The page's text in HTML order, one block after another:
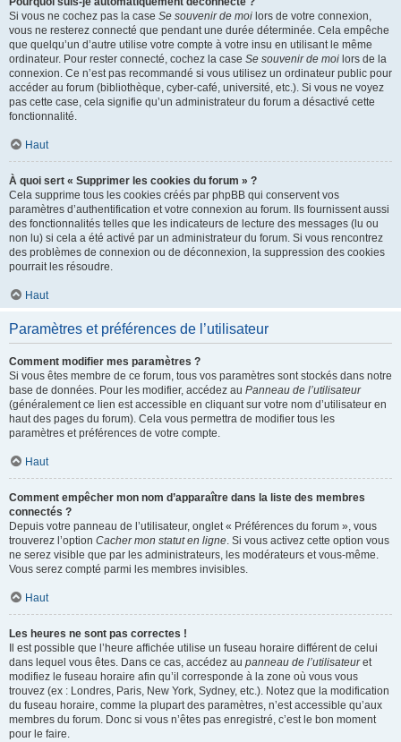
Si vous ne cochez pas la case Se souvenir de moi lors de votre connexion,
vous ne resterez connecté que pendant une durée déterminée. Cela empêche
que quelqu’un d’autre utilise votre compte à votre insu en utilisant le même
ordinateur. Pour rester connecté, cochez la case Se souvenir de moi lors de la
connexion. Ce n’est pas recommandé si vous utilisez un ordinateur public pour
accéder au forum (bibliothèque, cyber-café, université, etc.). Si vous ne voyez
pas cette case, cela signifie qu’un administrateur du forum a désactivé cette
fonctionnalité.
Haut
À quoi sert « Supprimer les cookies du forum » ?
Cela supprime tous les cookies créés par phpBB qui conservent vos
paramètres d’authentification et votre connexion au forum. Ils fournissent aussi
des fonctionnalités telles que les indicateurs de lecture des messages (lu ou
non lu) si cela a été activé par un administrateur du forum. Si vous rencontrez
des problèmes de connexion ou de déconnexion, la suppression des cookies
pourrait les résoudre.
Haut
Paramètres et préférences de l’utilisateur
Comment modifier mes paramètres ?
Si vous êtes membre de ce forum, tous vos paramètres sont stockés dans notre
base de données. Pour les modifier, accédez au Panneau de l’utilisateur
(généralement ce lien est accessible en cliquant sur votre nom d’utilisateur en
haut des pages du forum). Cela vous permettra de modifier tous les
paramètres et préférences de votre compte.
Haut
Comment empêcher mon nom d’apparaître dans la liste des membres
connectés ?
Depuis votre panneau de l’utilisateur, onglet « Préférences du forum », vous
trouverez l’option Cacher mon statut en ligne. Si vous activez cette option vous
ne serez visible que par les administrateurs, les modérateurs et vous-même.
Vous serez compté parmi les membres invisibles.
Haut
Les heures ne sont pas correctes !
Il est possible que l’heure affichée utilise un fuseau horaire différent de celui
dans lequel vous êtes. Dans ce cas, accédez au panneau de l’utilisateuret
modifiez le fuseau horaire afin qu’il corresponde à la zone où vous vous
trouvez (ex : Londres, Paris, New York, Sydney, etc.). Notez que la modification
du fuseau horaire, comme la plupart des paramètres, n’est accessible qu’aux
membres du forum. Donc si vous n’êtes pas enregistré, c’est le bon moment
pour le faire.